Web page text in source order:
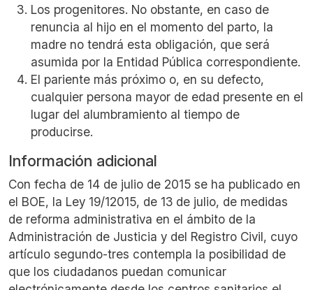
Los progenitores. No obstante, en caso de
renuncia al hijo en el momento del parto, la
madre no tendrá esta obligación, que será
asumida por la Entidad Pública correspondiente.
El pariente más próximo o, en su defecto,
cualquier persona mayor de edad presente en el
lugar del alumbramiento al tiempo de
producirse.
Información adicional
Con fecha de 14 de julio de 2015 se ha publicado en
el BOE, la Ley 19/12015, de 13 de julio, de medidas
de reforma administrativa en el ámbito de la
Administración de Justicia y del Registro Civil, cuyo
artículo segundo-tres contempla la posibilidad de
que los ciudadanos puedan comunicar